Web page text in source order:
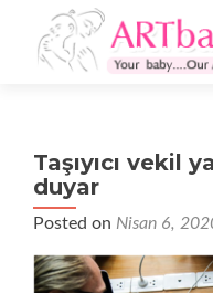
Taşıyıcı vekil
duyar
Posted on Nisan 6,